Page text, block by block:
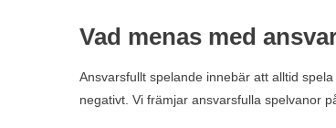
Vad menas med
Ansvarsfullt spelande innebär att alltid
negativt. Vi främjar ansvarsfulla spelvanor